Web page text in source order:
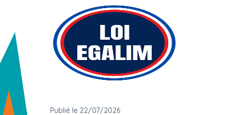
Publié le 22/07/2026